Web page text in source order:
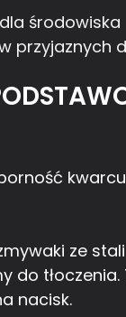
środowiska
przyjaznych
ze
do
nacisk.